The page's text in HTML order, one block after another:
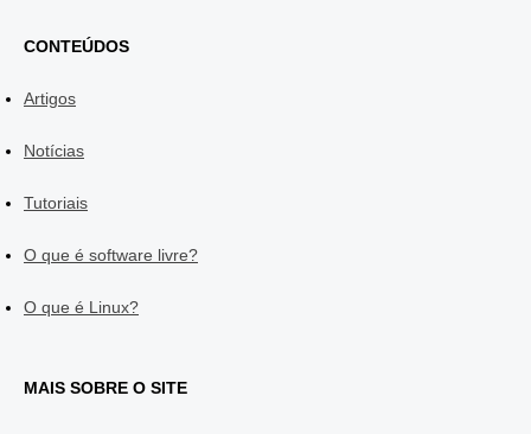
CONTEÚDOS
Artigos
Notícias
Tutoriais
O que é software livre?
O que é Linux?
MAIS SOBRE O SITE